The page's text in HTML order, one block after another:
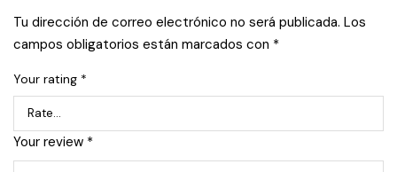
Tu dirección de correo electrónico no será publicada. Los
campos obligatorios están marcados con *
Your rating *
Your review *